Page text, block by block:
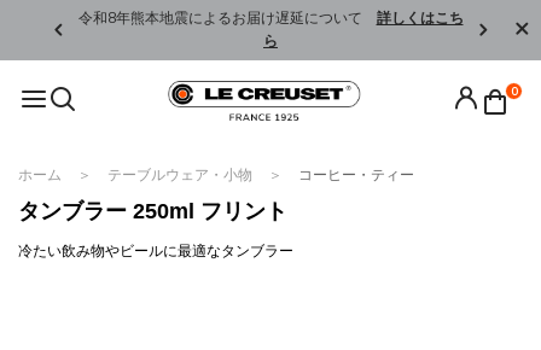
令和8年熊本地震によるお届け遅延について 詳しくはこち
ら
0
ホーム テーブルウェア・小物 コーヒー・ティー
タンブラー 250ml フリント
冷たい飲み物やビールに最適なタンブラー